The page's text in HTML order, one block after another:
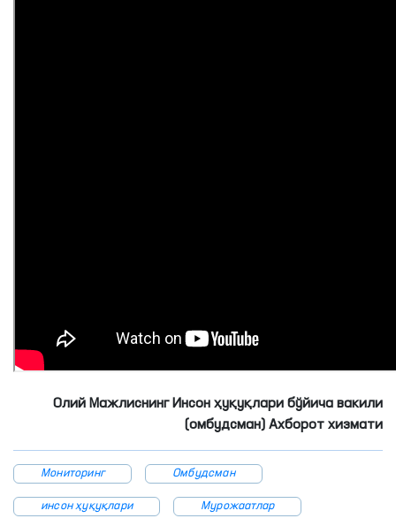
Олий Мажлиснинг Инсон ҳуқуқлари бўйича вакили
(омбудсман) Ахборот хизмати
Мониторинг Омбудсман
инсон ҳуқуқлари Мурожаатлар